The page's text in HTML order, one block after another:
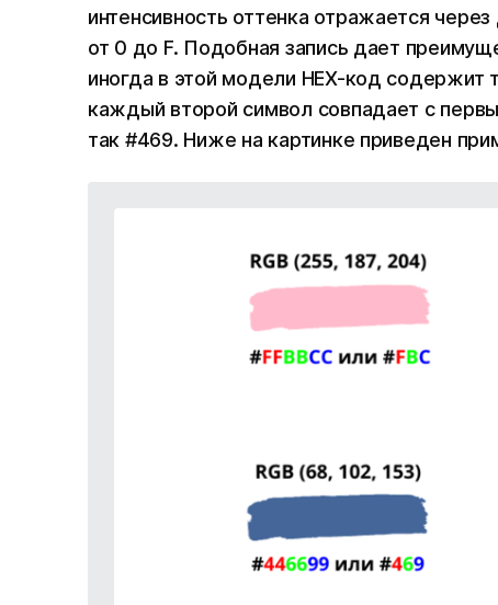
интенсивность оттенка отражается
от 0 до F. Подобная запись дает
иногда в этой модели HEX-код содержит
каждый второй символ совпадает с
так #469. Ниже на картинке приведен